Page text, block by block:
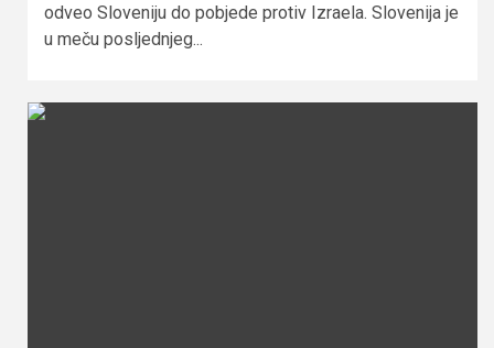
odveo Sloveniju do pobjede protiv Izraela. Slovenija je
u meču posljednjeg...